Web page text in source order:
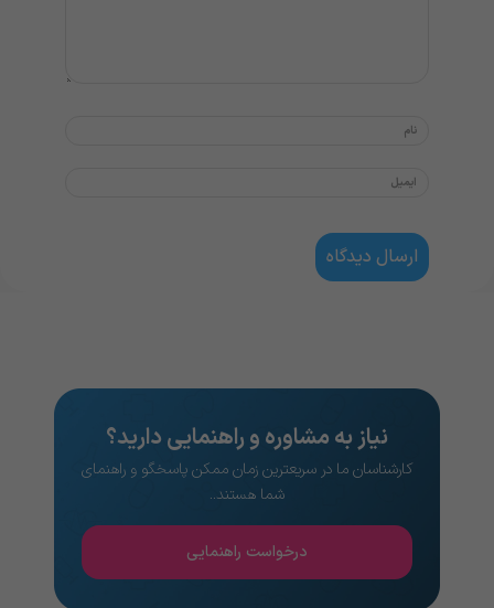
نیاز به مشاوره و راهنمایی دارید؟
کارشناسان ما در سریعترین زمان ممکن پاسخگو و راهنمای
شما هستند..
درخواست راهنمایی